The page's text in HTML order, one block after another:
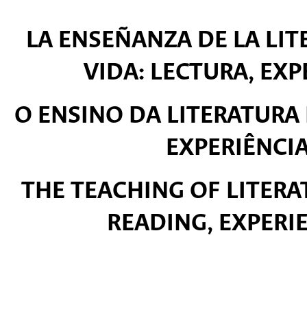
LA ENSEÑANZA DE LA
VIDA: LECTURA,
O ENSINO DA
THE TEACHING OF
READING,